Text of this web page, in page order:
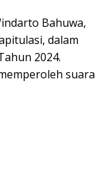
Bahuwa,
dalam
2024.
suara